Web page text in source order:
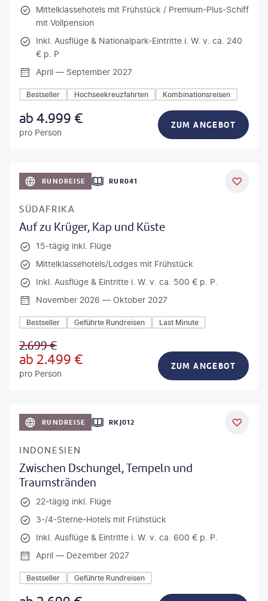
Mittelklassehotels mit Frühstück / Premium-Plus-Schiff
mit Vollpension
Inkl. Ausflüge & Nationalpark-Eintritte i. W. v. ca. 240
€ p. P
April — September 2027
Bestseller Hochseekreuzfahrten Kombinationsreisen
ab4.999 €
pro Person
ZUM ANGEBOT
DEAL
RUNDREISE RUR041
SÜDAFRIKA
Auf zu Krüger, Kap und Küste
15-tägig inkl. Flüge
Mittelklassehotels/Lodges mit Frühstück
Inkl. Ausflüge & Eintritte i. W. v. ca. 500 € p. P.
November 2026 — Oktober 2027
Bestseller Geführte Rundreisen Last Minute
2.699€
ab2.499 €
pro Person
ZUM ANGEBOT
RUNDREISE RKJ012
INDONESIEN
Zwischen Dschungel, Tempeln und
Traumstränden
22-tägig inkl. Flüge
3-/4-Sterne-Hotels mit Frühstück
Inkl. Ausflüge & Eintritte i. W. v. ca. 600 € p. P.
April — Dezember 2027
Bestseller Geführte Rundreisen